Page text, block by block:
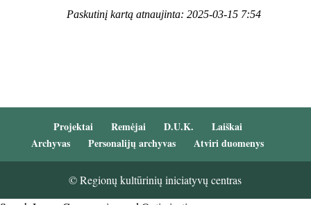
Paskutinį kartą atnaujinta: 2025-03-15 7:54
Projektai Remėjai D.U.K.
Laiškai
Archyvas
Personalijų archyvas Atviri duomenys
© Regionų kultūrinių iniciatyvų centras